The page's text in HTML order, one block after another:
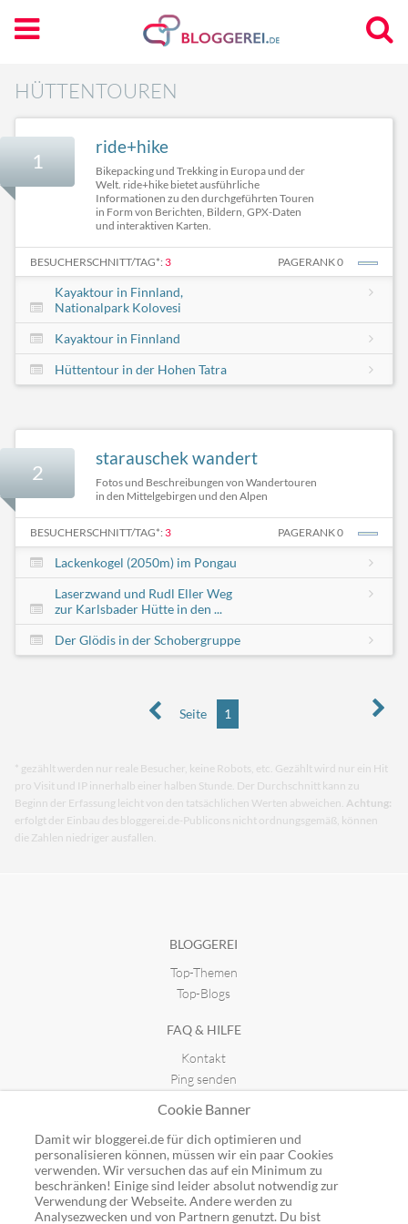
HÜTTENTOUREN
1
ride+hike
Bikepacking und Trekking in Europa und der
Welt. ride+hike bietet ausführliche
Informationen zu den durchgeführten Touren
in Form von Berichten, Bildern, GPX-Daten
und interaktiven Karten.
BESUCHERSCHNITT/TAG*: 3 PAGERANK 0
Kayaktour in Finnland,
Nationalpark Kolovesi
Kayaktour in Finnland
Hüttentour in der Hohen Tatra
2
starauschek wandert
Fotos und Beschreibungen von Wandertouren
in den Mittelgebirgen und den Alpen
BESUCHERSCHNITT/TAG*: 3 PAGERANK 0
Lackenkogel (2050m) im Pongau
Laserzwand und Rudl Eller Weg
zur Karlsbader Hütte in den ...
Der Glödis in der Schobergruppe
Seite 1
* gezählt werden nur reale Besucher, keine Robots, etc. Gezählt wird nur ein Hit
pro Visit und IP innerhalb einer halben Stunde. Der Durchschnitt kann zu
Beginn der Erfassung leicht von den tatsächlichen Werten abweichen. Achtung:
erfolgt der Einbau des bloggerei.de-Publicons nicht ordnungsgemäß, können
die Zahlen niedriger ausfallen.
BLOGGEREI
Top-Themen
Top-Blogs
FAQ & HILFE
Kontakt
Ping senden
GUTSCHEINE
Top-Gutscheine
Alle Shops
Cookie Banner
Damit wir bloggerei.de für dich optimieren und
personalisieren können, müssen wir ein paar Cookies
verwenden. Wir versuchen das auf ein Minimum zu
beschränken! Einige sind leider absolut notwendig zur
Verwendung der Webseite. Andere werden zu
Analysezwecken und von Partnern genutzt. Du bist